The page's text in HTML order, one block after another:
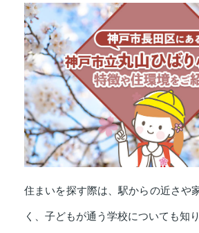
住まいを探す際は、駅からの近さや
く、子どもが通う学校についても知